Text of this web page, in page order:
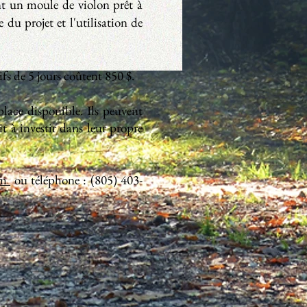
un moule de violon prêt à
du projet et l'utilisation de
de 5 jours coûtent 850 $.
disponible. Ils peuvent
à investir dans leur propre
ou téléphone : (805) 403-